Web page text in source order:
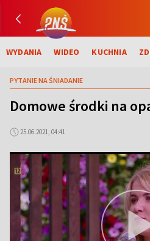
WYDANIA WIDEO KUCHNIA
PYTANIE NA ŚNIADANIE
Domowe środki na
25.06.2021, 04:41